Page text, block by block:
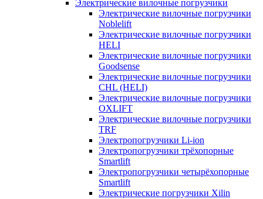
Электрические вилочные погрузчики
Электрические вилочные погрузчики
Noblelift
Электрические вилочные погрузчики
HELI
Электрические вилочные погрузчики
Goodsense
Электрические вилочные погрузчики
CHL (HELI)
Электрические вилочные погрузчики
OXLIFT
Электрические вилочные погрузчики
TRF
Электропогрузчики Li-ion
Электропогрузчики трёхопорные
Smartlift
Электропогрузчики четырёхопорные
Smartlift
Электрические погрузчики Xilin